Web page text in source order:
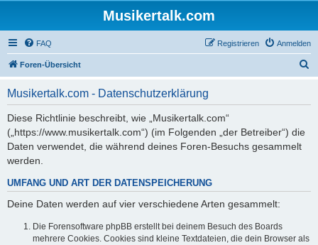
Musikertalk.com
FAQ Anmelden
Registrieren
Foren-Übersicht
Musikertalk.com - Datenschutzerklärung
Diese Richtlinie beschreibt, wie „Musikertalk.com“
(„https://www.musikertalk.com“) (im Folgenden „der Betreiber“) die
Daten verwendet, die während deines Foren-Besuchs gesammelt
werden.
UMFANG UND ART DER DATENSPEICHERUNG
Deine Daten werden auf vier verschiedene Arten gesammelt:
Die Forensoftware phpBB erstellt bei deinem Besuch des Boards
mehrere Cookies. Cookies sind kleine Textdateien, die dein Browser als